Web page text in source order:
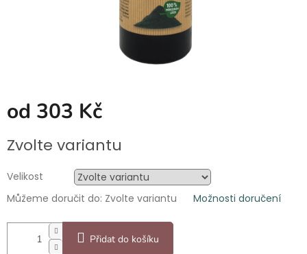
od 303 Kč
cena:
Zvolte variantu
Velikost
Můžeme doručit do: Zvolte variantu Možnosti doručení
Přidat do košíku